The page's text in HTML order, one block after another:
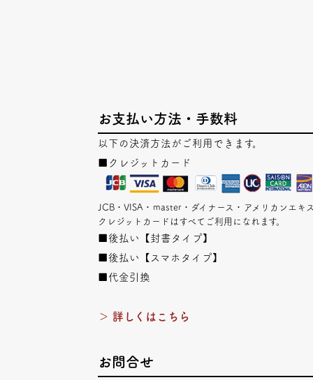
お支払い方法・手数料
以下の決済方法がご利用できます。
■クレジットカード
JCB・VISA・master・ダイナース・アメリカンエキ
クレジットカードはすべてご利用になれます。
■後払い【封書タイプ】
■後払い【スマホタイプ】
■代金引換
＞ 詳しくはこちら
お問合せ